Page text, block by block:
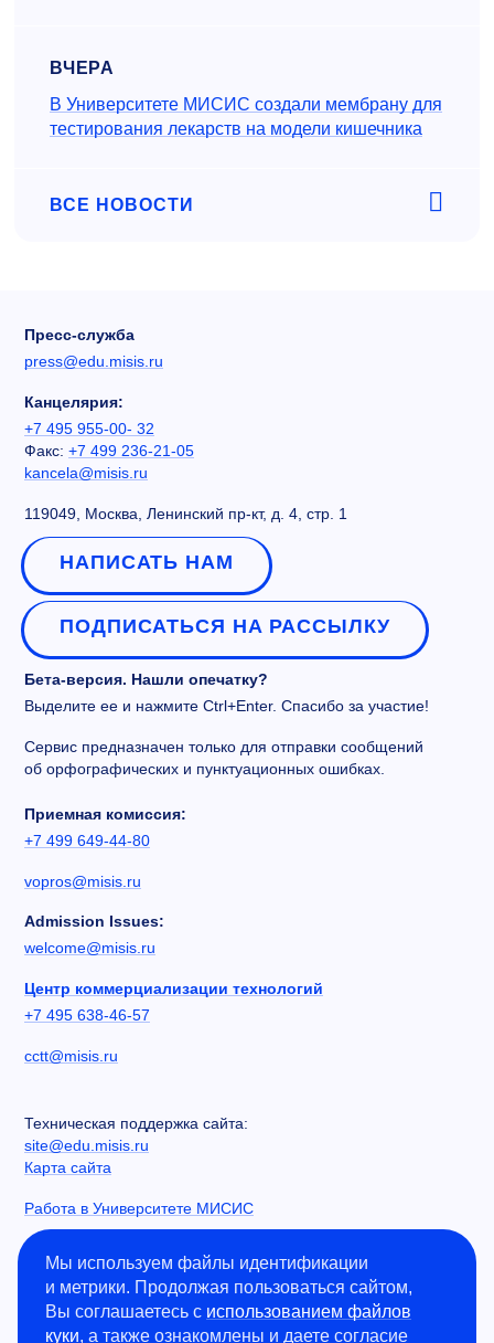
ВЧЕРА
В Университете МИСИС создали мембрану для
тестирования лекарств на модели кишечника
ВСЕ НОВОСТИ
Пресс-служба
press@edu.misis.ru
Канцелярия:
+7 495 955-00- 32
Факс: +7 499 236-21-05
kancela@misis.ru
119049, Москва, Ленинский пр-кт, д. 4, стр. 1
НАПИСАТЬ НАМ
ПОДПИСАТЬСЯ НА РАССЫЛКУ
Бета-версия. Нашли опечатку?
Выделите ее и нажмите Ctrl+Enter. Спасибо за участие!
Сервис предназначен только для отправки сообщений
об орфографических и пунктуационных ошибках.
Приемная комиссия:
+7 499 649-44-80
vopros@misis.ru
Admission Issues:
welcome@misis.ru
Центр коммерциализации технологий
+7 495 638-46-57
cctt@misis.ru
Техническая поддержка сайта:
site@edu.misis.ru
Карта сайта
Работа в Университете МИСИС
Информация о закупках
Противодействие коррупции
Политика конфиденциальности
Мы используем файлы идентификации
и метрики. Продолжая пользоваться сайтом,
Вы соглашаетесь с использованием файлов
куки, а также ознакомлены и даете согласие